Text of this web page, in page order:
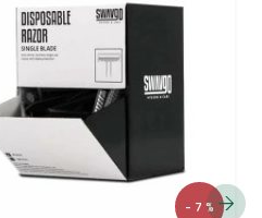
- 7 %